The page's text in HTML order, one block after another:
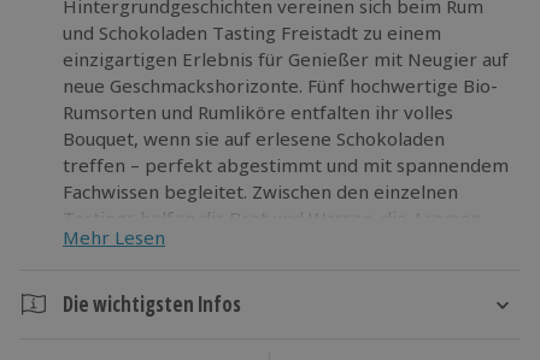
Hintergrundgeschichten vereinen sich beim Rum
und Schokoladen Tasting Freistadt zu einem
einzigartigen Erlebnis für Genießer mit Neugier auf
neue Geschmackshorizonte. Fünf hochwertige Bio-
Rumsorten und Rumliköre entfalten ihr volles
Bouquet, wenn sie auf erlesene Schokoladen
treffen – perfekt abgestimmt und mit spannendem
Fachwissen begleitet. Zwischen den einzelnen
Tastings helfen dir Brot und Wasser, die Aromen
klar wahrzunehmen und jeden Stil für sich zu
und Besonderheiten der Rum-Stile erfährst, wächst
deine Begeisterung für diese edlen Tropfen. Lass
Mehr Lesen
Die wichtigsten Infos